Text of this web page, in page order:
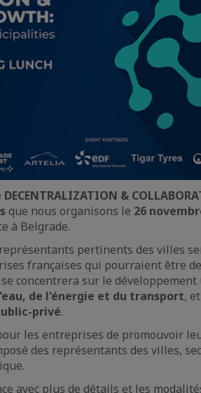
DECENTRALIZATION &
que nous organisons le 26
à Belgrade.
pertinents des villes
françaises qui pourraient être
concentrera sur le
de l'énergie et du transport,
privé.
les entreprises de promouvoir
des représentants des villes,
avec plus de détails et les